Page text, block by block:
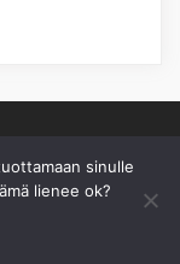
pidä
sinulle
lienee ok?